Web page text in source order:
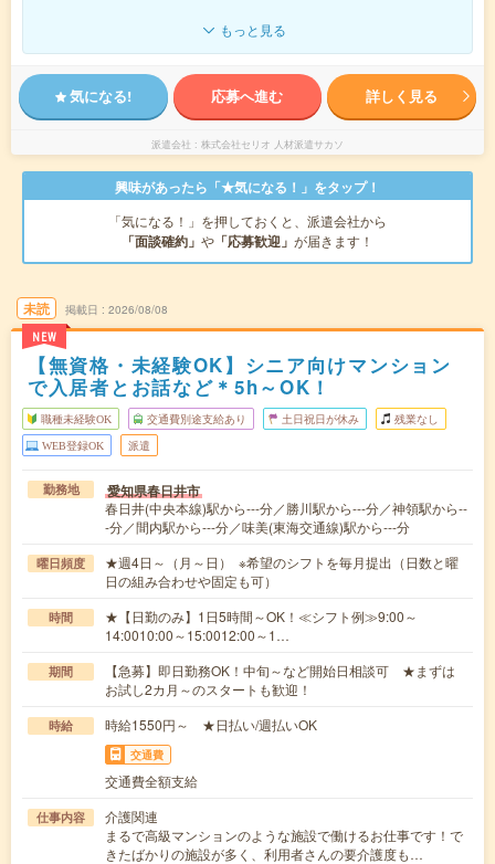
もっと見る
気になる! 応募へ進む 詳しく見る
派遣会社 株式会社セリオ 人材派遣サカソ
興味があったら「★気になる！」をタップ！
「気になる！」を押しておくと、派遣会社から
「面談確約」 や 「応募歓迎」 が届きます！
未読
NEW
掲載日 2026/08/08
【無資格・未経験OK】シニア向けマンション
で入居者とお話など＊5h～OK！
職種未経験OK 交通費別途支給あり 土日祝日が休み 残業なし
WEB登録OK 派遣
勤務地 愛知県春日井市
春日井(中央本線)駅から---分／勝川駅から---分／神領駅から--
-分／間内駅から---分／味美(東海交通線)駅から---分
曜日頻度
★週4日～（月～日） ※希望のシフトを毎月提出（日数と曜
日の組み合わせや固定も可）
時間
★【日勤のみ】1日5時間～OK！≪シフト例≫9:00～
14:0010:00～15:0012:00～1…
期間
【急募】即日勤務OK！中旬～など開始日相談可 ★まずは
お試し2カ月～のスタートも歓迎！
時給 時給1550円～ ★日払い/週払いOK
交通費
交通費全額支給
仕事内容
介護関連
まるで高級マンションのような施設で働けるお仕事です！で
きたばかりの施設が多く、利用者さんの要介護度も…